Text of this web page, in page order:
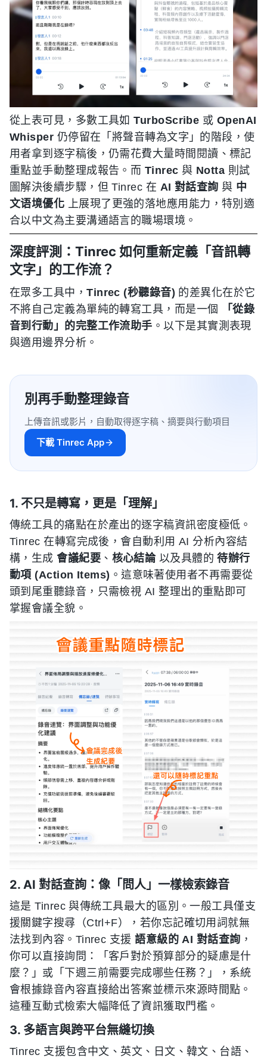
從上表可見，多數工具如TurboScribe 或 OpenAI
Whisper 仍停留在「將聲音轉為文字」的階段，使
用者拿到逐字稿後，仍需花費大量時間閱讀、標記
重點並手動整理成報告。而 Tinrec 與 Notta 則試
圖解決後續步驟，但 Tinrec 在 AI 對話查詢 與 中
文语境優化 上展現了更強的落地應用能力，特別適
合以中文為主要溝通語言的職場環境。
深度評測：Tinrec 如何重新定義「音訊轉
文字」的工作流？
在眾多工具中，Tinrec (秒聽錄音) 的差異化在於它
不將自己定義為單純的轉寫工具，而是一個
「從錄
音到行動」的完整工作流助手 。以下是其實測表現
與適用邊界分析。
別再手動整理錄音
上傳音訊或影片，自動取得逐字稿、摘要與行動項目
下載 Tinrec App
1. 不只是轉寫，更是「理解」
傳統工具的痛點在於產出的逐字稿資訊密度極低。
Tinrec 在轉寫完成後，會自動利用 AI 分析內容結
構，生成會議紀要 、 核心結論以及具體的待辦行
動項 (Action Items) 。這意味著使用者不再需要從
頭到尾重聽錄音，只需檢視 AI 整理出的重點即可
掌握會議全貌。
2. AI 對話查詢：像「問人」一樣檢索錄音
這是 Tinrec 與傳統工具最大的區別。一般工具僅支
援關鍵字搜尋（Ctrl+F），若你忘記確切用詞就無
法找到內容。Tinrec 支援語意級的 AI 對話查詢 ，
你可以直接詢問：「客戶對於預算部分的疑慮是什
麼？」或「下週三前需要完成哪些任務？」，系統
會根據錄音內容直接給出答案並標示來源時間點。
這種互動式檢索大幅降低了資訊獲取門檻。
3. 多語言與跨平台無縫切換
Tinrec 支援包含中文、英文、日文、韓文、台語、